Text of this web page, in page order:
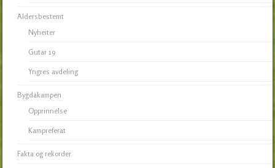
Aldersbestemt
Nyheiter
Gutar 19
Yngres avdeling
Bygdakampen
Opprinnelse
Kampreferat
Fakta og rekorder